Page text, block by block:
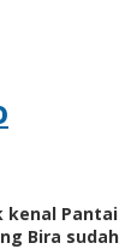
kenal Pantai
Bira sudah